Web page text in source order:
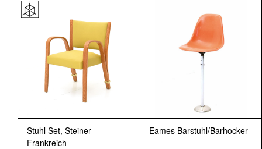
Stuhl Set, Steiner
Frankreich
Eames Barstuhl/Barhocker